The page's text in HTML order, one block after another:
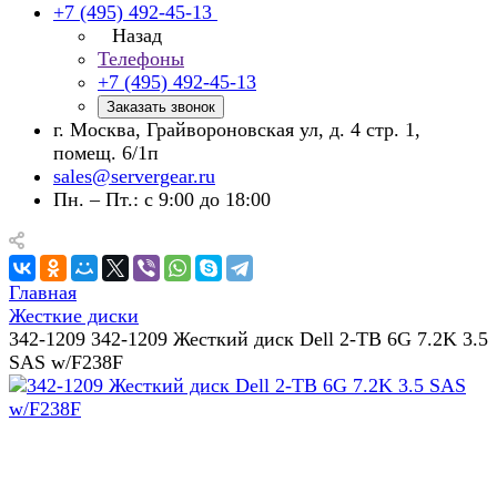
+7 (495) 492-45-13
Назад
Телефоны
+7 (495) 492-45-13
Заказать звонок
г. Москва, Грайвороновская ул, д. 4 стр. 1,
помещ. 6/1п
sales@servergear.ru
Пн. – Пт.: с 9:00 до 18:00
Главная
Жесткие диски
342-1209 342-1209 Жесткий диск Dell 2-TB 6G 7.2K 3.5
SAS w/F238F